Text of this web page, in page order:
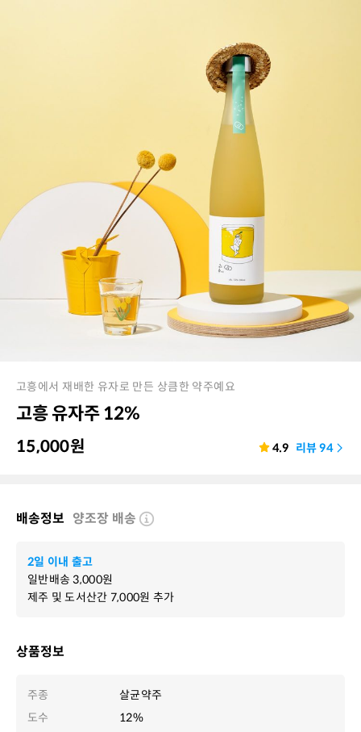
고흥에서 재배한 유자로 만든 상큼한 약주예요
고흥 유자주 12%
15,000원 4.9 리뷰94
상품정보
주종
살균약주
도수
12%
배송정보 양조장 배송
2일 이내 출고
일반배송3,000원
제주 및 도서산간 7,000원 추가